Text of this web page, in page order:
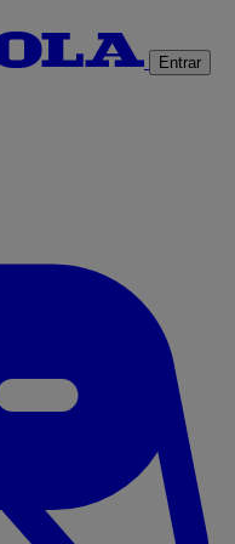
Entrar